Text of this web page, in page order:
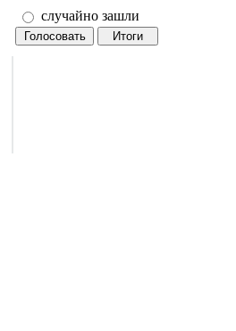
случайно зашли